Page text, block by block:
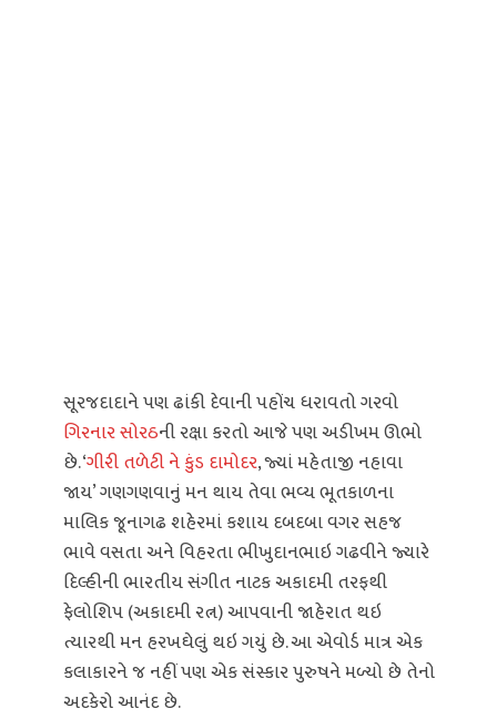
સૂરજદાદાને પણ ઢાંકી દેવાની પહોંચ ધરાવતો ગરવો
ગિરનારસોરઠની રક્ષા કરતો આજે પણ અડીખમ ઊભો
છે. ‘ગીરી તળેટી ને કુંડ દામોદર, જ્યાં મહેતાજી નહાવા
જાય’ ગણગણવાનું મન થાય તેવા ભવ્ય ભૂતકાળના
માલિક જૂનાગઢ શહેરમાં કશાય દબદબા વગર સહજ
ભાવે વસતા અને વિહરતા ભીખુદાનભાઇ ગઢવીને જ્યારે
દિલ્હીની ભારતીય સંગીત નાટક અકાદમી તરફથી
ફેલોશિપ (અકાદમી રત્ન) આપવાની જાહેરાત થઇ
ત્યારથી મન હરખઘેલું થઇ ગયું છે. આ એવોર્ડ માત્ર એક
કલાકારને જ નહીં પણ એક સંસ્કાર પુરુષને મળ્યો છે તેનો
અદકેરો આનંદ છે.